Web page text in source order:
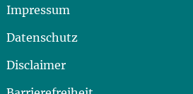
Impressum
Datenschutz
Disclaimer